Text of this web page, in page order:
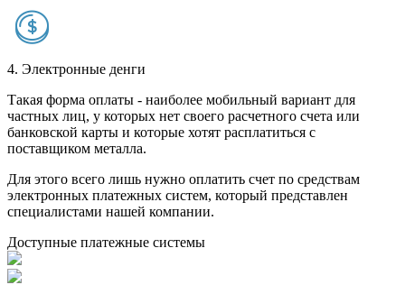
4. Электронные денги
Такая форма оплаты - наиболее мобильный вариант для
частных лиц, у которых нет своего расчетного счета или
банковской карты и которые хотят расплатиться с
поставщиком металла.
Для этого всего лишь нужно оплатить счет по средствам
электронных платежных систем, который представлен
специалистами нашей компании.
Доступные платежные системы